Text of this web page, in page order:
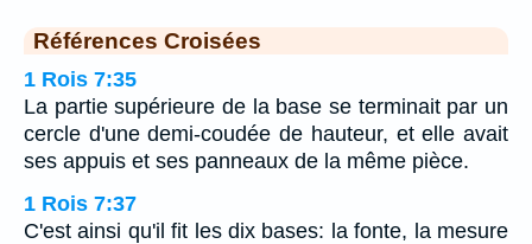
Références Croisées
1 Rois 7:35
La partie supérieure de la base se terminait par un
cercle d'une demi-coudée de hauteur, et elle avait
ses appuis et ses panneaux de la même pièce.
1 Rois 7:37
C'est ainsi qu'il fit les dix bases: la fonte, la mesure